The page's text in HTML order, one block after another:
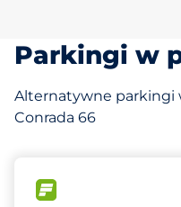
Parkingi w
Alternatywne parkingi
Conrada 66